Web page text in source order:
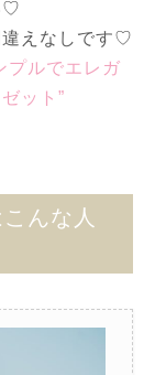
♡
違えなしです♡
プルでエレガ
ット”
んな人